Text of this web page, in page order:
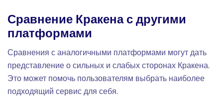
Сравнение Кракена с другими
платформами
Сравнения с аналогичными платформами могут дать
представление о сильных и слабых сторонах Кракена.
Это может помочь пользователям выбрать наиболее
подходящий сервис для себя.